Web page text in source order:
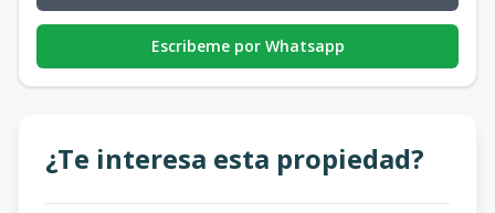
Escribeme por Whatsapp
¿Te interesa esta propiedad?